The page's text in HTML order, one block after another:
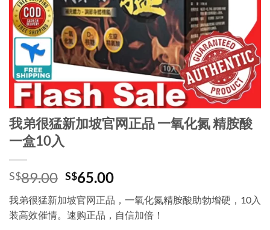
我弟很猛新加坡官网正品 一氧化氮 精胺酸
一盒10入
S$89.00 Original
price
was:
S$89.00.
S$65.00Current
price
is:
S$65.00.
我弟很猛新加坡官网正品，一氧化氮精胺酸助勃增硬，10入
装高效催情。速购正品，自信加倍！